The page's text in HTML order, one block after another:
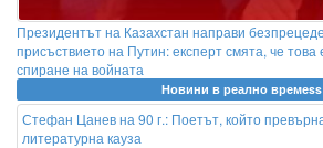
Президентът на Казахстан направи
присъствието на Путин: експерт смята, че
спиране на войната
Новини в реално времеss
Стефан Цанев на 90 г.: Поетът, който
литературна кауза